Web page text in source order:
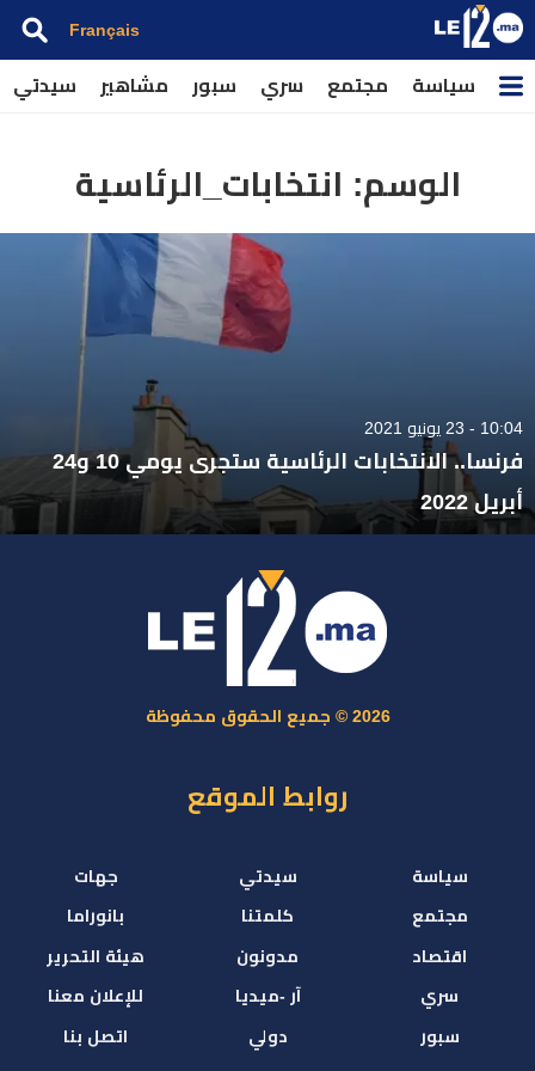
Français
سياسة مجتمع سري سبور مشاهير سيدتي
الوسم: انتخابات_الرئاسية
10:04 - 23 يونيو 2021
فرنسا.. الانتخابات الرئاسية ستجرى يومي 10 و24
أبريل 2022
2026 © جميع الحقوق محفوظة
روابط الموقع
سياسة
مجتمع
اقتصاد
سري
سبور
سيدتي
كلمتنا
مدونون
آر -ميديا
دولي
جهات
بانوراما
هيئة التحرير
للإعلان معنا
اتصل بنا